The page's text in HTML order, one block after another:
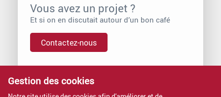
Vous avez un projet ?
Et si on en discutait autour d’un bon café
Contactez-nous
Vous voulez rejoindre Proximit ?
Gestion des cookies